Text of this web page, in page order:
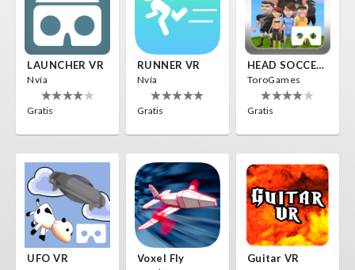
LAUNCHER VR
Nvía
Gratis
RUNNER VR
Nvía
Gratis
HEAD SOCCER VR
ToroGames
Gratis
UFO VR Voxel Fly Guitar VR